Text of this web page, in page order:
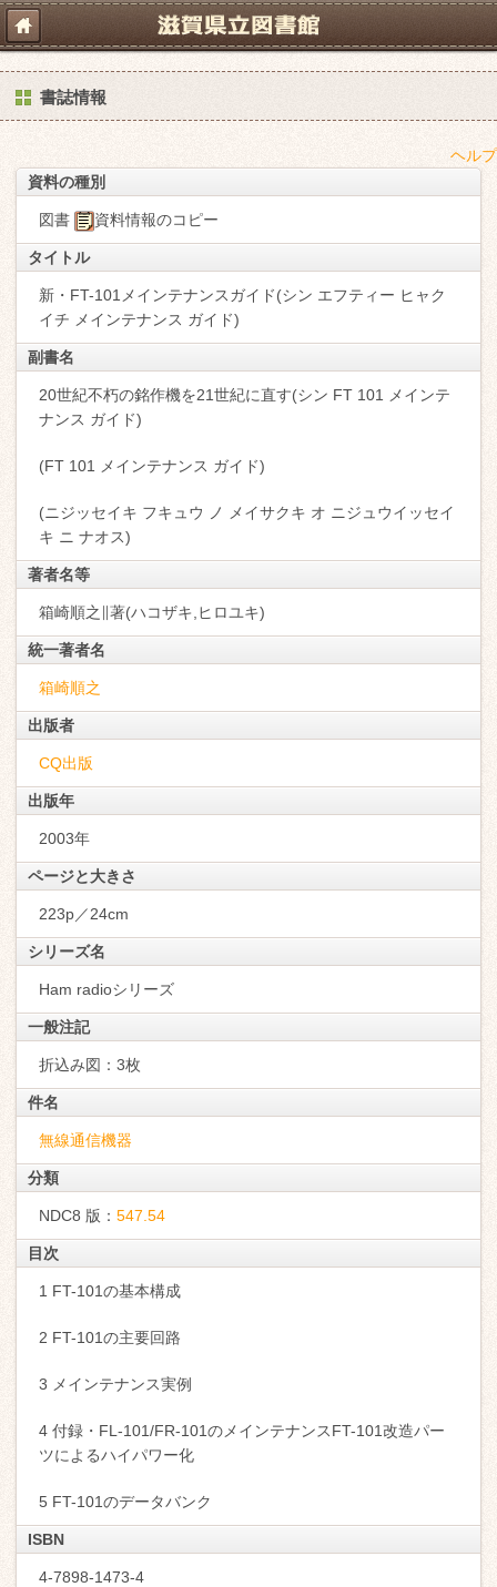
書誌情報
ヘルプ
資料の種別
図書 資料情報のコピー
タイトル
新・FT-101メインテナンスガイド(シン エフティー ヒャク
イチ メインテナンス ガイド)
副書名
20世紀不朽の銘作機を21世紀に直す(シン FT 101 メインテ
ナンス ガイド)
(FT 101 メインテナンス ガイド)
(ニジッセイキ フキュウ ノ メイサクキ オ ニジュウイッセイ
キ ニ ナオス)
著者名等
箱崎順之∥著(ハコザキ,ヒロユキ)
統一著者名
箱崎順之
出版者
CQ出版
出版年
2003年
ページと大きさ
223p／24cm
シリーズ名
Ham radioシリーズ
一般注記
折込み図：3枚
件名
無線通信機器
分類
NDC8 版： 547.54
目次
1 FT-101の基本構成
2 FT-101の主要回路
3 メインテナンス実例
4 付録・FL-101/FR-101のメインテナンスFT-101改造パー
ツによるハイパワー化
5 FT-101のデータバンク
ISBN
4-7898-1473-4